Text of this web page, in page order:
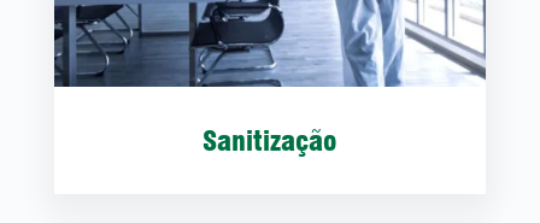
Sanitização